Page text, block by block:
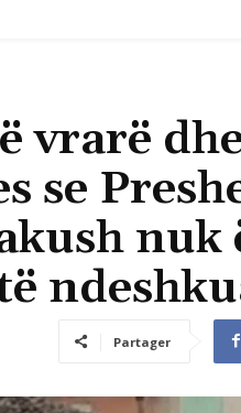
vrarë
se
nuk
Partager